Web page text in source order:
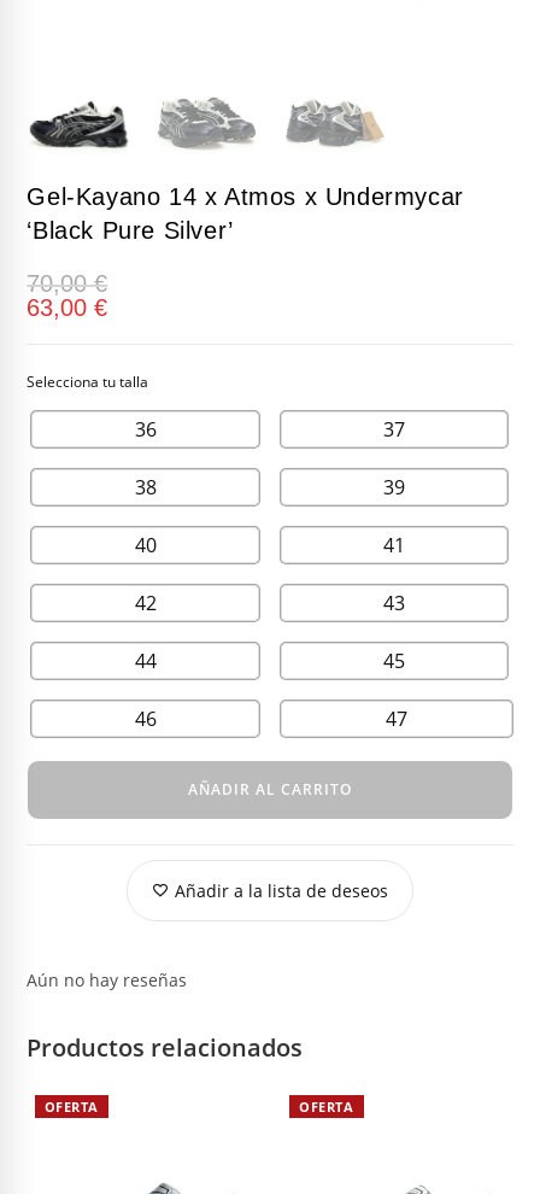
Gel-Kayano 14 x Atmos x Undermycar
‘Black Pure Silver’
70,00€
63,00€
36 37
38 39
40 41
42 43
44 45
46 47
AÑADIR AL CARRITO
Añadir a la lista de deseos
Aún no hay reseñas
Productos relacionados
OFERTA OFERTA